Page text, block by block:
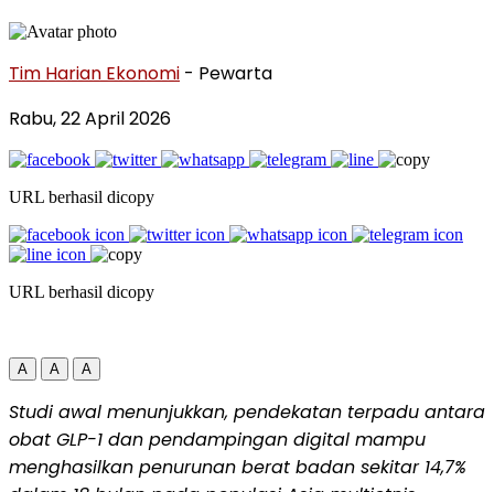
Tim Harian Ekonomi - Pewarta
Rabu, 22 April 2026
URL berhasil dicopy
URL berhasil dicopy
A A A
Studi awal menunjukkan, pendekatan terpadu antara
obat GLP-1 dan pendampingan digital mampu
menghasilkan penurunan berat badan sekitar 14,7%